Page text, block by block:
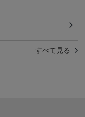
すべて見る